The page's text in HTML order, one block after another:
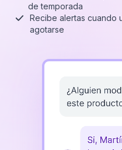
de temporada
Recibe alertas cuando
agotarse